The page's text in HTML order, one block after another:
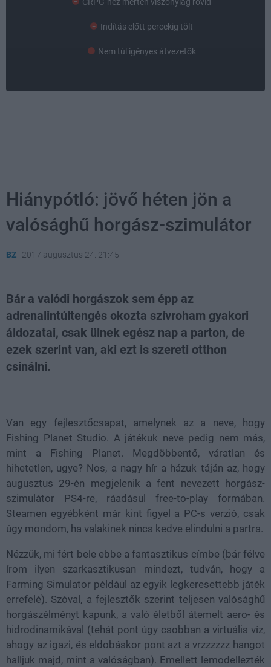
Indítás előtt percekig tölt
Nem túl igényes átvezetők
Hiánypótló: jövő héten jön a
valósághű horgász-szimulátor
BZ | 2017 augusztus 24. 21:45
Bár a valódi horgászok sem épp az
adrenalintúltengés okozta szívroham gyakori
áldozatai, csak ülnek egész nap a parton, de
ezek szerint van, aki ezt is szereti otthon
csinálni.
Van egy fejlesztőcsapat, amelynek az a neve, hogy
Fishing Planet Studio. A játékuk neve pedig nem más,
mint a Fishing Planet. Megdöbbentő, váratlan és
hihetetlen, ugye? Nos, a nagy hír a házuk táján az, hogy
augusztus 29-én megjelenik a fent nevezett horgász-
szimulátor PS4-re, ráadásul free-to-play formában.
Steamen egyébként már kint figyel a PC-s verzió, csak
úgy mondom, ha valakinek nincs kedve elindulni a partra.
Nézzük, mi fért bele ebbe a fantasztikus címbe (bár félve
írom ilyen szarkasztikusan mindezt, tudván, hogy a
Farming Simulator például az egyik legkeresettebb játék
errefelé). Szóval, a fejlesztők szerint teljesen valósághű
horgászélményt kapunk, a való életből átemelt aero- és
hidrodinamikával (tehát pont úgy csobban a virtuális víz,
ahogy az igazi, és eldobáskor pont azt a vrzzzzzz hangot
halljuk majd, mint a valóságban). Emellett lemodellezték